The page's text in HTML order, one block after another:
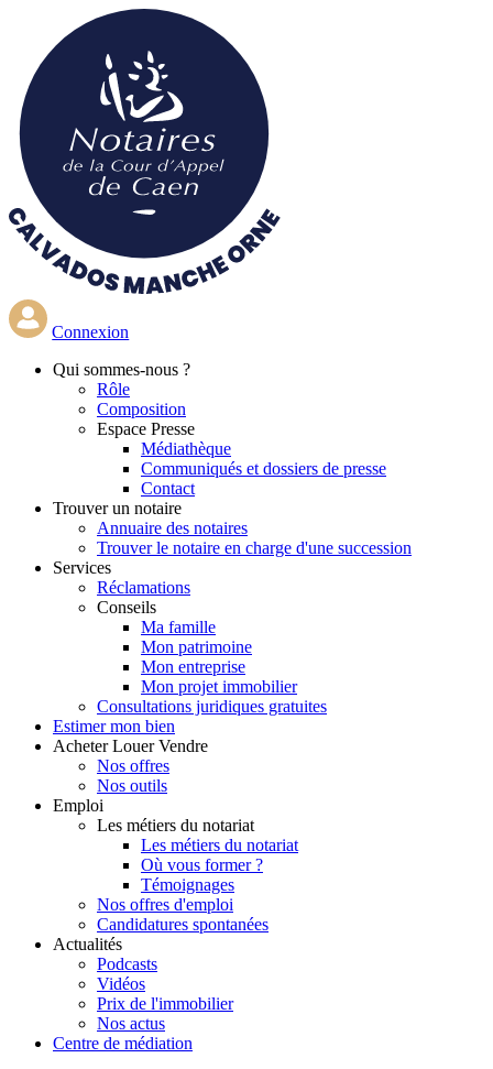
contenu
principal
Connexion
Qui sommes-nous ?
Rôle
Composition
Espace Presse
Médiathèque
Communiqués et dossiers de presse
Contact
Trouver un notaire
Annuaire des notaires
Trouver le notaire en charge d'une succession
Services
Réclamations
Conseils
Ma famille
Mon patrimoine
Mon entreprise
Mon projet immobilier
Consultations juridiques gratuites
Estimer mon bien
Acheter Louer Vendre
Nos offres
Nos outils
Emploi
Les métiers du notariat
Les métiers du notariat
Où vous former ?
Témoignages
Nos offres d'emploi
Candidatures spontanées
Actualités
Podcasts
Vidéos
Prix de l'immobilier
Nos actus
Centre de médiation